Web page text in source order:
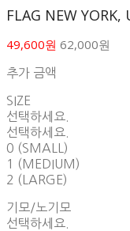
FLAG NEW YORK,
49,600원 62,000원
추가 금액
SIZE
선택하세요.
선택하세요.
0 (SMALL)
1 (MEDIUM)
2 (LARGE)
기모/노기모
선택하세요.